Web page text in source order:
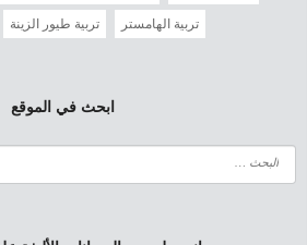
تربية الهامستر تربية طيور الزينة
ابحث في الموقع